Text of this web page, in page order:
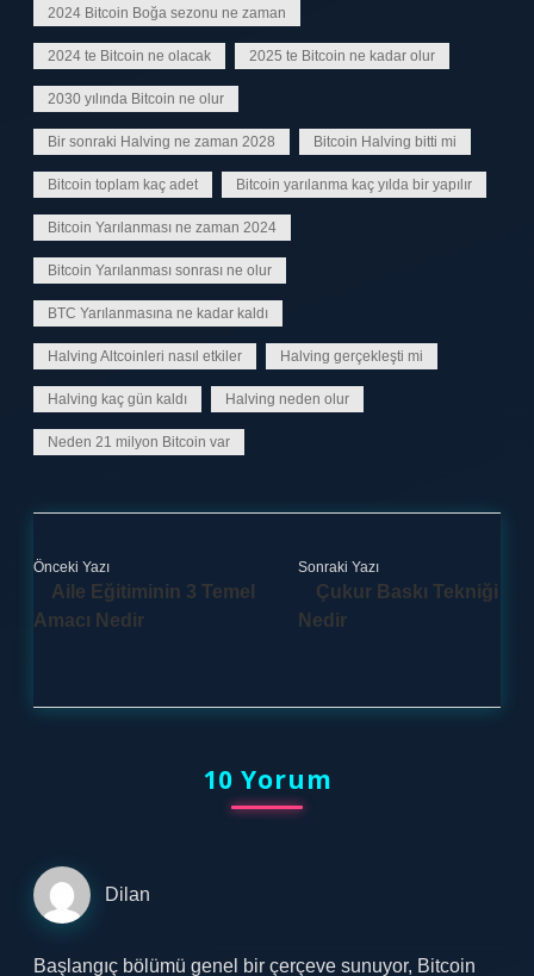
2024 Bitcoin Boğa sezonu ne zaman
2024 te Bitcoin ne olacak 2025 te Bitcoin ne kadar olur
2030 yılında Bitcoin ne olur
Bir sonraki Halving ne zaman 2028 Bitcoin Halving bitti mi
Bitcoin toplam kaç adet Bitcoin yarılanma kaç yılda bir yapılır
Bitcoin Yarılanması ne zaman 2024
Bitcoin Yarılanması sonrası ne olur
BTC Yarılanmasına ne kadar kaldı
Halving Altcoinleri nasıl etkiler Halving gerçekleşti mi
Halving kaç gün kaldı Halving neden olur
Neden 21 milyon Bitcoin var
Önceki Yazı
Aile Eğitiminin 3 Temel
Amacı Nedir
Sonraki Yazı
Çukur Baskı Tekniği
Nedir
10 Yorum
Dilan
Başlangıç bölümü genel bir çerçeve sunuyor, Bitcoin